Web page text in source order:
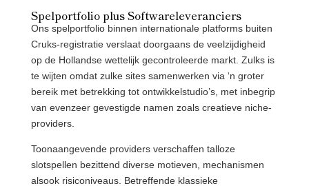
Spelportfolio plus Softwareleveranciers
Ons spelportfolio binnen internationale platforms buiten
Cruks-registratie verslaat doorgaans de veelzijdigheid
op de Hollandse wettelijk gecontroleerde markt. Zulks is
te wijten omdat zulke sites samenwerken via ‘n groter
bereik met betrekking tot ontwikkelstudio’s, met inbegrip
van evenzeer gevestigde namen zoals creatieve niche-
providers.
Toonaangevende providers verschaffen talloze
slotspellen bezittend diverse motieven, mechanismen
alsook risiconiveaus. Betreffende klassieke